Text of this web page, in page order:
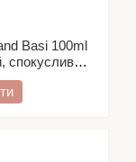
Basi 100ml
спокусливий